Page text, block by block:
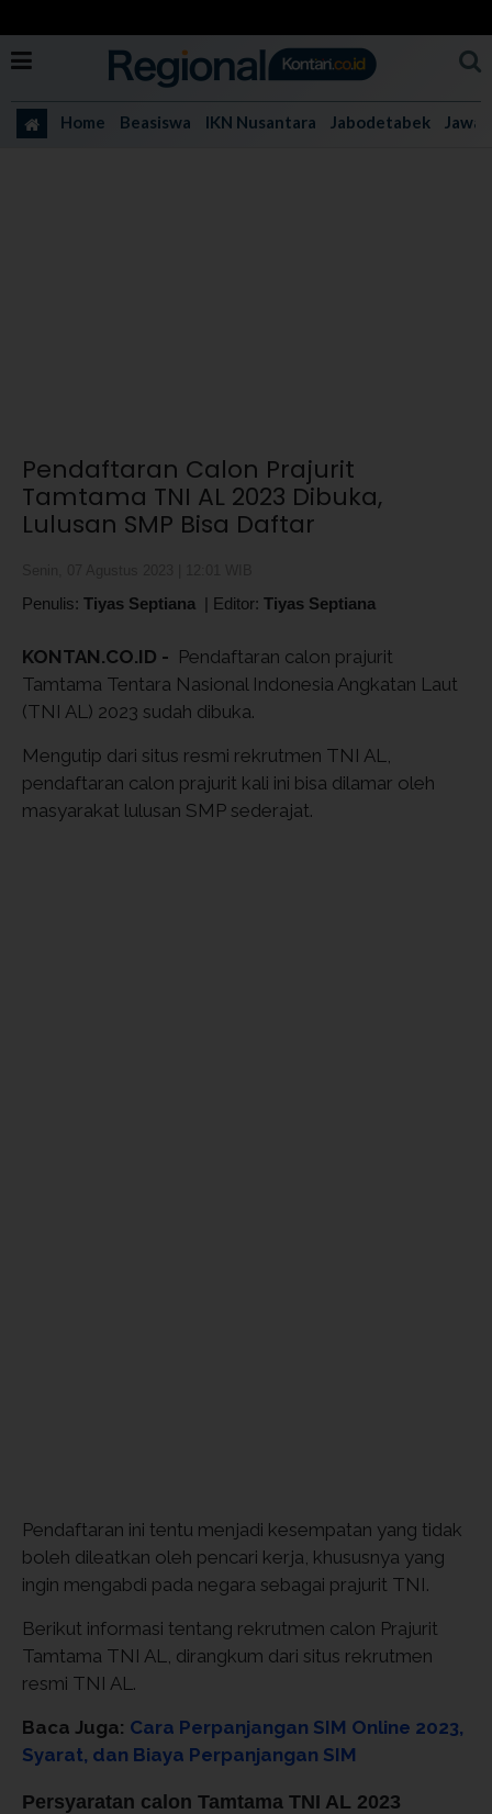
Home Beasiswa IKN Nusantara Jabodetabek Jawa
Pendaftaran Calon Prajurit
Tamtama TNI AL 2023 Dibuka,
Lulusan SMP Bisa Daftar
Penulis: Tiyas Septiana | Editor: Tiyas Septiana
KONTAN.CO.ID - Pendaftaran calon prajurit
Tamtama Tentara Nasional Indonesia Angkatan Laut
(TNI AL) 2023 sudah dibuka.
Mengutip dari situs resmi rekrutmen TNI AL,
pendaftaran calon prajurit kali ini bisa dilamar oleh
masyarakat lulusan SMP sederajat.
Pendaftaran ini tentu menjadi kesempatan yang tidak
boleh dileatkan oleh pencari kerja, khususnya yang
ingin mengabdi pada negara sebagai prajurit TNI.
Berikut informasi tentang rekrutmen calon Prajurit
Tamtama TNI AL, dirangkum dari situs rekrutmen
resmi TNI AL.
Baca Juga: Cara Perpanjangan SIM Online 2023,
Syarat, dan Biaya Perpanjangan SIM
Persyaratan calon Tamtama TNI AL 2023